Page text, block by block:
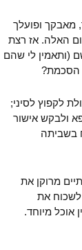
מאבקך ופועלך
האחרונות נגד הכיבוש ולמען חברה צודקת ירדו לטימיון ב-14 יום האלה. אז רצת
(ותאמין לי שהם
הסכמת?
יכולת לקפוץ לסיני;
ולבקש אישור
בשביתה
של 25 קמ"ש. לאחר שעתיים מרוקן את
את
אוכל מיוחד.